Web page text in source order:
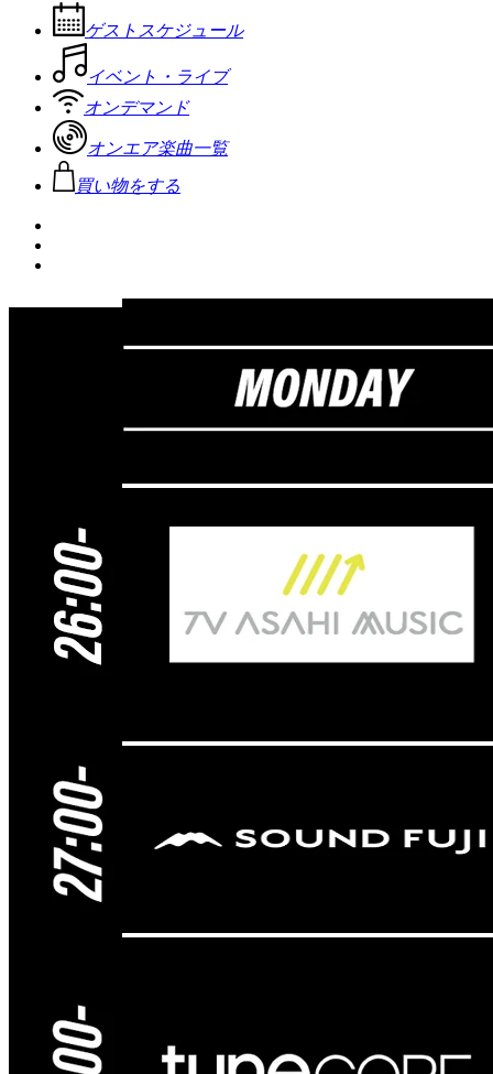
ゲストスケジュール
イベント・ライブ
オンデマンド
オンエア楽曲一覧
買い物をする